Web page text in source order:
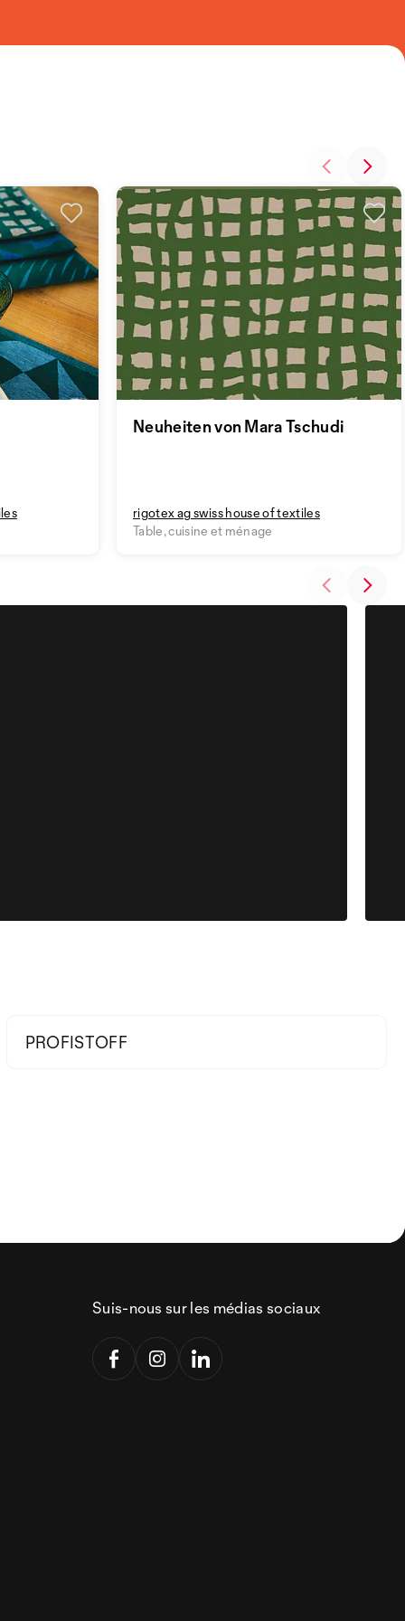
Neuheiten von Mara Tschudi
rigotex ag swiss house of textiles
Table, cuisine et ménage
PROFISTOFF
Suis-nous sur les médias sociaux